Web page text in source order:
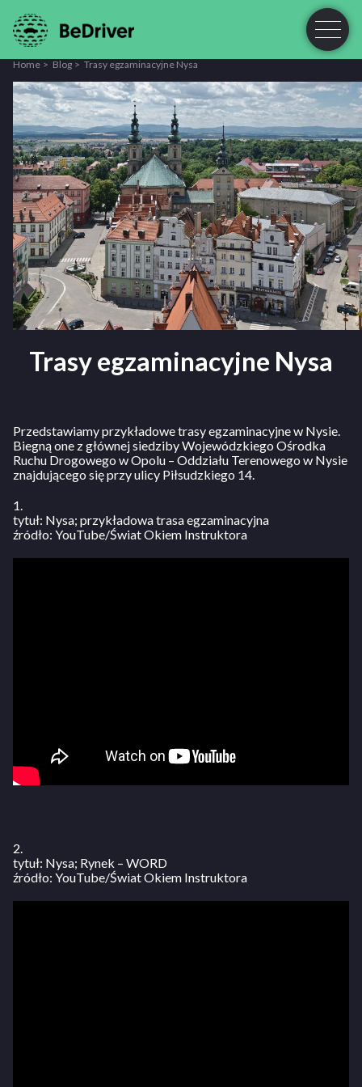
Home Blog Trasy egzaminacyjne Nysa
Trasy egzaminacyjne Nysa
Przedstawiamy przykładowe trasy egzaminacyjne w Nysie.
Biegną one z głównej siedziby Wojewódzkiego Ośrodka
Ruchu Drogowego w Opolu – Oddziału Terenowego w Nysie
znajdującego się przy ulicy Piłsudzkiego 14.
1.
tytuł: Nysa; przykładowa trasa egzaminacyjna
źródło: YouTube/Świat Okiem Instruktora
2.
tytuł: Nysa; Rynek – WORD
źródło: YouTube/Świat Okiem Instruktora